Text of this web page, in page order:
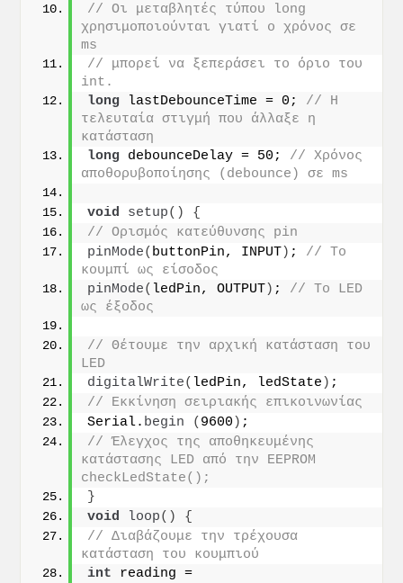
// Οι μεταβλητές τύπου long
χρησιμοποιούνται γιατί ο χρόνος σε
ms
// μπορεί να ξεπεράσει το όριο του
int.
long lastDebounceTime = 0; // Η
τελευταία στιγμή που άλλαξε η
κατάσταση
long debounceDelay = 50; // Χρόνος
αποθορυβοποίησης (debounce) σε ms
void setup()
{
// Ορισμός κατεύθυνσης pin
pinMode( buttonPin, INPUT) ; // Το
κουμπί ως είσοδος
pinMode( ledPin, OUTPUT) ; // Το LED
ως έξοδος
// Θέτουμε την αρχική κατάσταση του
LED
digitalWrite( ledPin, ledState ) ;
// Εκκίνηση σειριακής επικοινωνίας
Serial. begin ( 9600 ) ;
// Έλεγχος της αποθηκευμένης
κατάστασης LED από την EEPROM
checkLedState();
}
void
loop()
{
// Διαβάζουμε την τρέχουσα
κατάσταση του κουμπιού
int